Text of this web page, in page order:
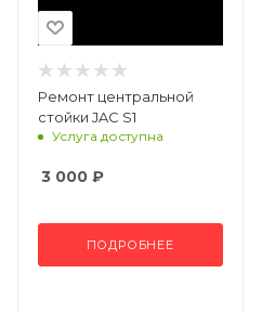
Ремонт центральной
стойки JAC S1
Услуга доступна
3 000 ₽
ПОДРОБНЕЕ